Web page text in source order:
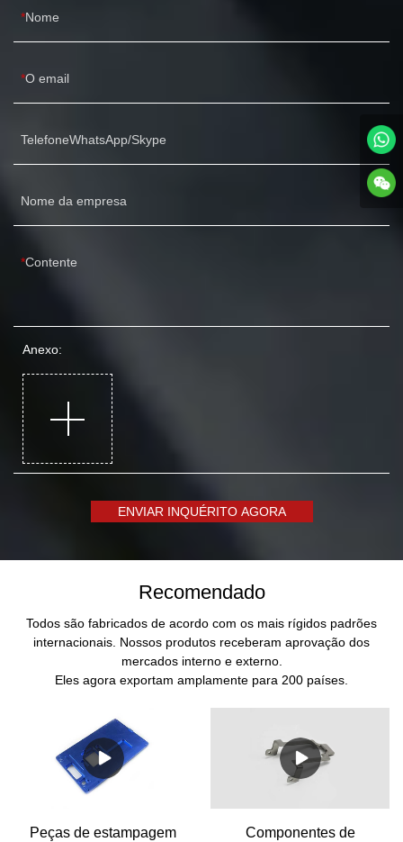
Nome
O email
TelefoneWhatsApp/Skype
Nome da empresa
Contente
Anexo:
ENVIAR INQUÉRITO AGORA
Recomendado
Todos são fabricados de acordo com os mais rígidos padrões
internacionais. Nossos produtos receberam aprovação dos
mercados interno e externo.
Eles agora exportam amplamente para 200 países.
Peças de estampagem
Componentes de